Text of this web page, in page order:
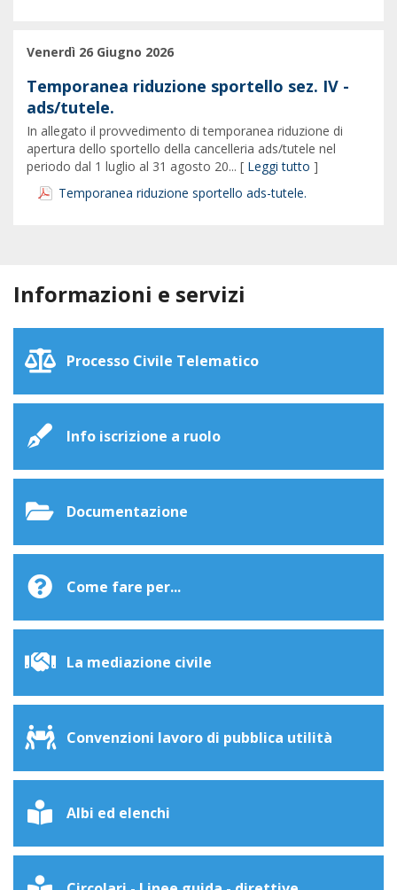
Venerdì 26 Giugno 2026
Temporanea riduzione sportello sez. IV -
ads/tutele.
In allegato il provvedimento di temporanea riduzione di
apertura dello sportello della cancelleria ads/tutele nel
periodo dal 1 luglio al 31 agosto 20... [ Leggi tutto ]
Temporanea riduzione sportello ads-tutele.
Informazioni e servizi
Processo Civile Telematico
Info iscrizione a ruolo
Documentazione
Come fare per...
La mediazione civile
Convenzioni lavoro di pubblica utilità
Albi ed elenchi